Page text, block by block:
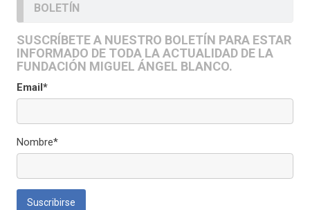
BOLETÍN
SUSCRÍBETE A NUESTRO BOLETÍN PARA ESTAR
INFORMADO DE TODA LA ACTUALIDAD DE LA
FUNDACIÓN MIGUEL ÁNGEL BLANCO.
Email*
Nombre*